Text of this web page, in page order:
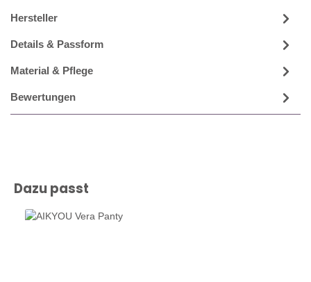
Hersteller
Details & Passform
Material & Pflege
Bewertungen
Produktgalerie überspringen
Dazu passt